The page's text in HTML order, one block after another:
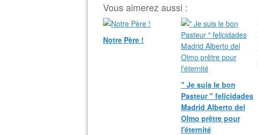
Vous aimerez aussi :
Notre Père !
" Je suis le bon
Pasteur " felicidades
Madrid Alberto del
Olmo prêtre pour
l'éternité